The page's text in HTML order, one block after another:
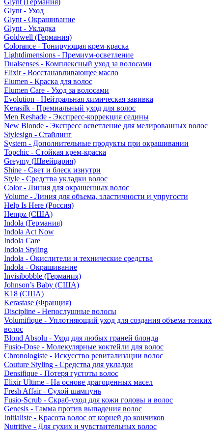
Glynt (Германия)
Glynt - Уход
Glynt - Окрашивание
Glynt - Укладка
Goldwell (Германия)
Colorance - Тонирующая крем-краска
Lightdimensions - Премиум-осветление
Dualsenses - Комплексный уход за волосами
Elixir - Восстанавливающее масло
Elumen - Краска для волос
Elumen Care - Уход за волосами
Evolution - Нейтральная химическая завивка
Kerasilk - Премиальный уход для волос
Men Reshade - Экспресс-коррекция седины
New Blonde - Экспресс осветление для мелированных волос
Stylesign - Стайлинг
System - Дополнительные продукты при окрашивании
Topchic - Стойкая крем-краска
Greymy (Швейцария)
Shine - Свет и блеск изнутри
Style - Средства укладки волос
Color - Линия для окрашенных волос
Volume - Линия для объема, эластичности и упругости
Help Is Here (Россия)
Hempz (США)
Indola (Германия)
Indola Act Now
Indola Care
Indola Styling
Indola - Окислители и технические средства
Indola - Окрашивание
Invisibobble (Германия)
Johnson’s Baby (США)
K18 (США)
Kerastase (Франция)
Discipline - Непослушные волосы
Volumifique - Уплотняющий уход для создания объема тонких
волос
Blond Absolu - Уход для любых граней блонда
Fusio-Dose - Молекулярные коктейли для волос
Chronologiste - Искусство ревитализации волос
Couture Styling - Средства для укладки
Densifique - Потеря густоты волос
Elixir Ultime - На основе драгоценных масел
Fresh Affair - Сухой шампунь
Fusio-Scrub - Скраб-уход для кожи головы и волос
Genesis - Гамма против выпадения волос
Initialiste - Красота волос от корней до кончиков
Nutritive - Для сухих и чувствительных волос